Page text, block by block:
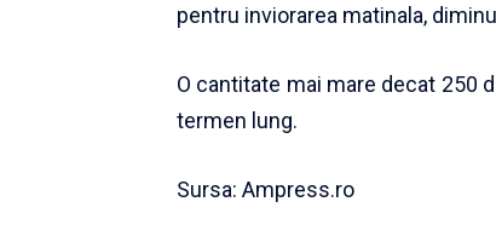
pentru inviorarea matinala,
O cantitate mai mare decat 250
termen lung.
Sursa: Ampress.ro